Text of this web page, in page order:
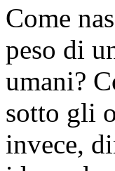
Come
peso di
umani?
sotto gli
invece,